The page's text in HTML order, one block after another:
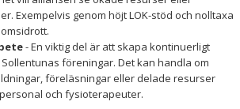
Exempelvis genom höjt LOK-stöd och nolltaxa
- En viktig del är att skapa kontinuerligt
föreningar. Det kan handla om
föreläsningar eller delade resurser
och fysioterapeuter.